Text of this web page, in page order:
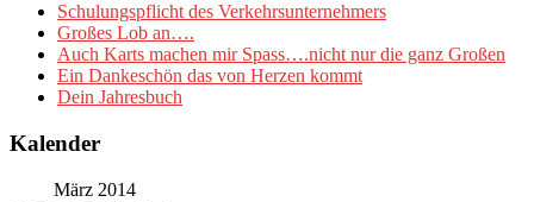
Schulungspflicht des Verkehrsunternehmers
Großes Lob an….
Auch Karts machen mir Spass….nicht nur die ganz Großen
Ein Dankeschön das von Herzen kommt
Dein Jahresbuch
Kalender
März 2014